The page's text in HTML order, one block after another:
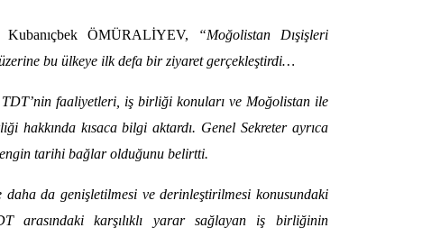
ÖMÜRALİYEV,
“Moğolistan Dışişleri
bu ülkeye ilk defa bir ziyaret gerçekleştirdi…
TDT’nin faaliyetleri, iş birliği konuları ve Moğolistan ile
hakkında kısaca bilgi aktardı. Genel Sekreter ayrıca
tarihi bağlar olduğunu belirtti.
da genişletilmesi ve derinleştirilmesi konusundaki
arasındaki karşılıklı yarar sağlayan iş birliğinin